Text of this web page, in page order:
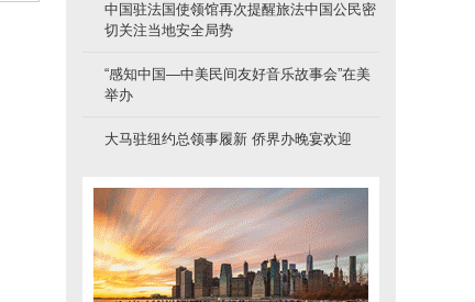
中国驻法国使领馆再次提醒旅法中国公民密
切关注当地安全局势
“感知中国—中美民间友好音乐故事会”在美
举办
大马驻纽约总领事履新 侨界办晚宴欢迎